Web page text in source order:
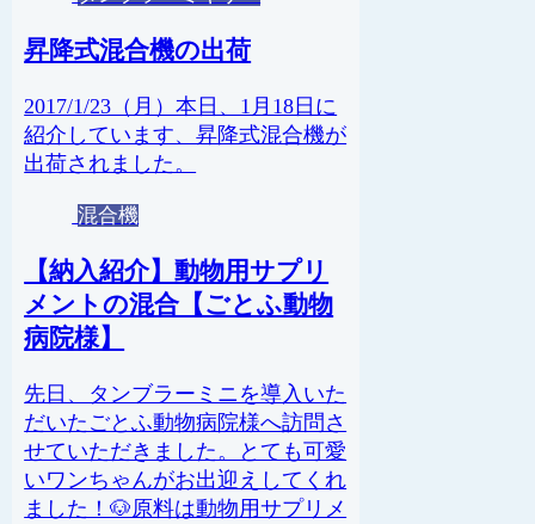
昇降式混合機の出荷
2017/1/23（月）本日、1月18日に
紹介しています、昇降式混合機が
出荷されました。
混合機
【納入紹介】動物用サプリ
メントの混合【ごとふ動物
病院様】
先日、タンブラーミニを導入いた
だいたごとふ動物病院様へ訪問さ
せていただきました。とても可愛
いワンちゃんがお出迎えしてくれ
ました！🐶原料は動物用サプリメ